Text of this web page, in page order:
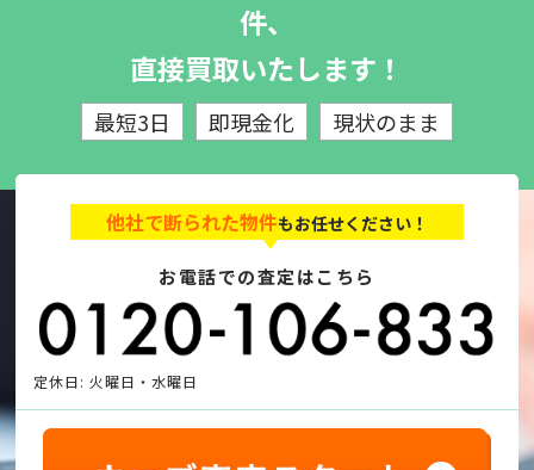
件、
直接買取いたします！
最短3日 即現金化 現状のまま
他社で断られた物件もお任せください！
お電話での査定はこちら
定休日: 火曜日・水曜日